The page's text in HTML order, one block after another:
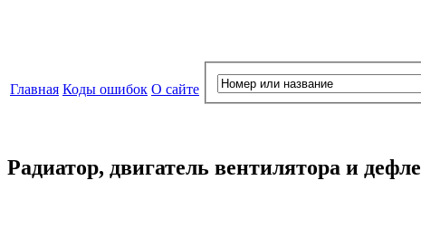
Главная Коды ошибок О сайте
Радиатор, двигатель вентилятора и